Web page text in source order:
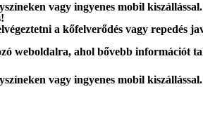
vagy ingyenes mobil kiszállással.
a kőfelverődés vagy repedés
weboldalra, ahol bővebb információt
vagy ingyenes mobil kiszállással.